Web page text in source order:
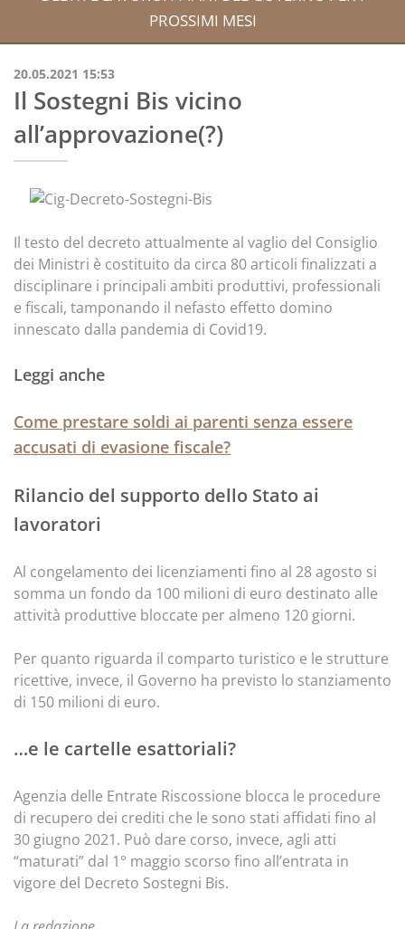
PROSSIMI MESI
20.05.2021 15:53
Il Sostegni Bis vicino
all’approvazione(?)
Il testo del decreto attualmente al vaglio del Consiglio
dei Ministri è costituito da circa 80 articoli finalizzati a
disciplinare i principali ambiti produttivi, professionali
e fiscali, tamponando il nefasto effetto domino
innescato dalla pandemia di Covid19.
Leggi anche
Come prestare soldi ai parenti senza essere
accusati di evasione fiscale?
Rilancio del supporto dello Stato ai
lavoratori
Al congelamento dei licenziamenti fino al 28 agosto si
somma un fondo da 100 milioni di euro destinato alle
attività produttive bloccate per almeno 120 giorni.
Per quanto riguarda il comparto turistico e le strutture
ricettive, invece, il Governo ha previsto lo stanziamento
di 150 milioni di euro.
…e le cartelle esattoriali?
Agenzia delle Entrate Riscossione blocca le procedure
di recupero dei crediti che le sono stati affidati fino al
30 giugno 2021. Può dare corso, invece, agli atti
“maturati” dal 1° maggio scorso fino all’entrata in
vigore del Decreto Sostegni Bis.